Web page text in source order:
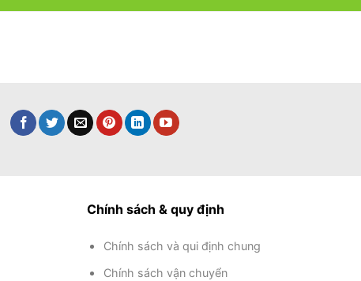
Chính sách & quy định
Chính sách và qui định chung
Chính sách vận chuyển